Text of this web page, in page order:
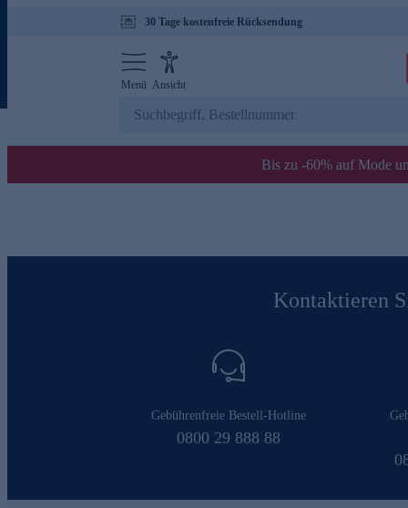
30 Tage kostenfreie Rücksendung
Menü Ansicht
Bis zu -60% auf Mode
Kontaktieren
Gebührenfreie Bestell-Hotline
0800 29 888 88